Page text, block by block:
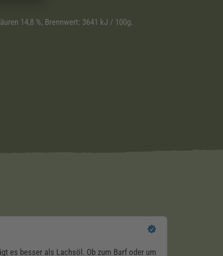
14,8 %, Brennwert: 3641 kJ / 100g.